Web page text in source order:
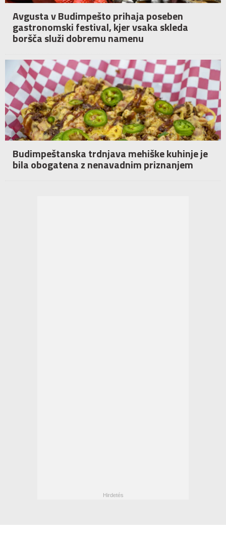
Avgusta v Budimpešto prihaja poseben
gastronomski festival, kjer vsaka skleda
boršča služi dobremu namenu
Budimpeštanska trdnjava mehiške kuhinje je
bila obogatena z nenavadnim priznanjem